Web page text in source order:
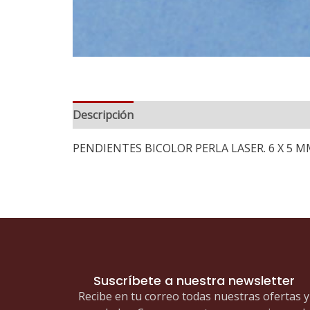
Descripción
PENDIENTES BICOLOR PERLA LASER. 6 X 5
Suscríbete a nuestra newsletter
Recibe en tu correo todas nuestras ofertas y